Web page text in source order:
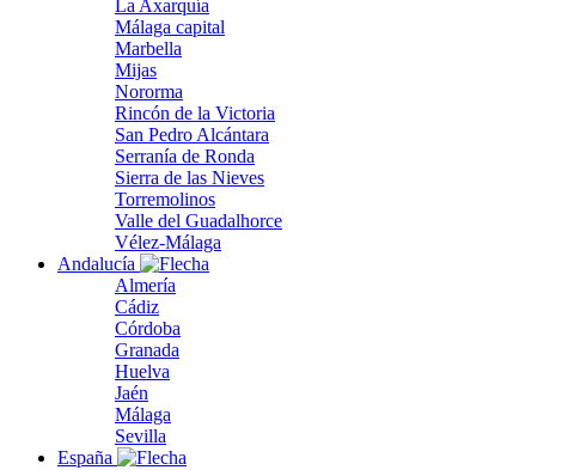
La Axarquía
Málaga capital
Marbella
Mijas
Nororma
Rincón de la Victoria
San Pedro Alcántara
Serranía de Ronda
Sierra de las Nieves
Torremolinos
Valle del Guadalhorce
Vélez-Málaga
Andalucía
Almería
Cádiz
Córdoba
Granada
Huelva
Jaén
Málaga
Sevilla
España